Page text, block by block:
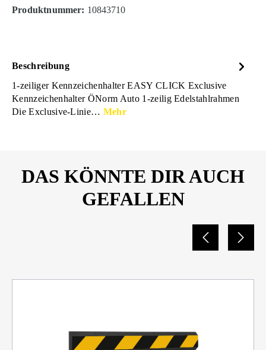
Produktnummer: 10843710
Beschreibung
1-zeiliger Kennzeichenhalter EASY CLICK Exclusive
Kennzeichenhalter ÖNorm Auto 1-zeilig Edelstahlrahmen
Die Exclusive-Linie… Mehr
DAS KÖNNTE DIR AUCH
GEFALLEN